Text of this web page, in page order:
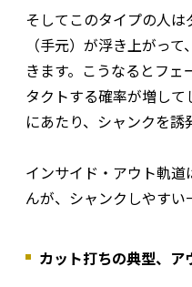
そしてこのタイプの人
（手元）が浮き上がっ
きます。こうなるとフ
タクトする確率が増し
にあたり、シャンクを誘
インサイド・アウト軌
んが、シャンクしやすい
カット打ちの典型、